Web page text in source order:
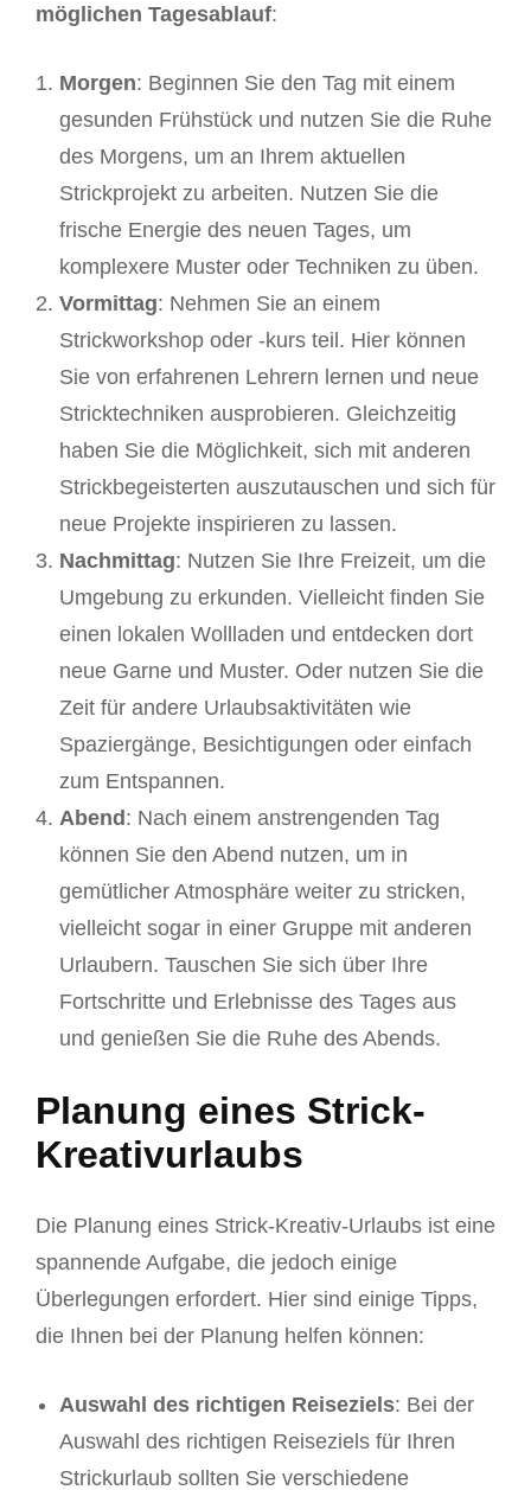
möglichen Tagesablauf:
Morgen: Beginnen Sie den Tag mit einem
gesunden Frühstück und nutzen Sie die Ruhe
des Morgens, um an Ihrem aktuellen
Strickprojekt zu arbeiten. Nutzen Sie die
frische Energie des neuen Tages, um
komplexere Muster oder Techniken zu üben.
Vormittag: Nehmen Sie an einem
Strickworkshop oder -kurs teil. Hier können
Sie von erfahrenen Lehrern lernen und neue
Stricktechniken ausprobieren. Gleichzeitig
haben Sie die Möglichkeit, sich mit anderen
Strickbegeisterten auszutauschen und sich für
neue Projekte inspirieren zu lassen.
Nachmittag: Nutzen Sie Ihre Freizeit, um die
Umgebung zu erkunden. Vielleicht finden Sie
einen lokalen Wollladen und entdecken dort
neue Garne und Muster. Oder nutzen Sie die
Zeit für andere Urlaubsaktivitäten wie
Spaziergänge, Besichtigungen oder einfach
zum Entspannen.
Abend: Nach einem anstrengenden Tag
können Sie den Abend nutzen, um in
gemütlicher Atmosphäre weiter zu stricken,
vielleicht sogar in einer Gruppe mit anderen
Urlaubern. Tauschen Sie sich über Ihre
Fortschritte und Erlebnisse des Tages aus
und genießen Sie die Ruhe des Abends.
Planung eines Strick-
Kreativurlaubs
Die Planung eines Strick-Kreativ-Urlaubs ist eine
spannende Aufgabe, die jedoch einige
Überlegungen erfordert. Hier sind einige Tipps,
die Ihnen bei der Planung helfen können:
Auswahl des richtigen Reiseziels: Bei der
Auswahl des richtigen Reiseziels für Ihren
Strickurlaub sollten Sie verschiedene